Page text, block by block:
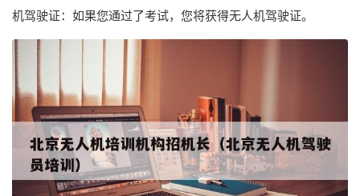
机驾驶证：如果您通过了考试，您将获得无人机驾驶证。